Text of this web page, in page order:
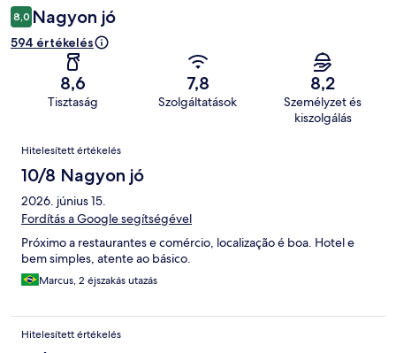
8,0 Nagyon jó
594 értékelés
8,6
Tisztaság
7,8
Szolgáltatások
8,2
Személyzet és
kiszolgálás
Értékelések
Hitelesített értékelés
10/8 Nagyon jó
2026. június 15.
Fordítás a Google segítségével
Próximo a restaurantes e comércio, localização é boa. Hotel e
bem simples, atente ao básico.
Marcus, 2 éjszakás utazás
Hitelesített értékelés